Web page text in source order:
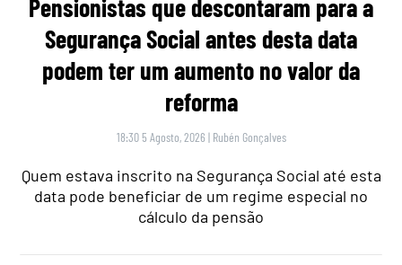
Pensionistas que descontaram para a
Segurança Social antes desta data
podem ter um aumento no valor da
reforma
18:30 5 Agosto, 2026 | Rubén Gonçalves
Quem estava inscrito na Segurança Social até esta
data pode beneficiar de um regime especial no
cálculo da pensão